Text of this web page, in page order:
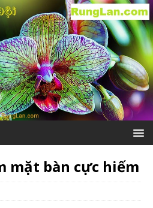
mặt bàn cực hiếm